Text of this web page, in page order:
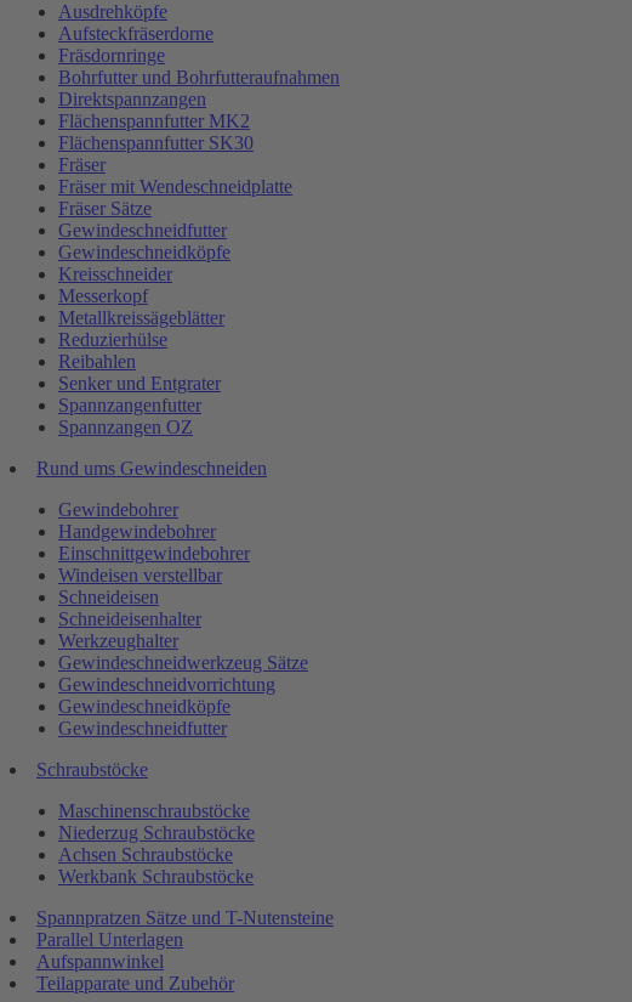
Ausdrehköpfe
Aufsteckfräserdorne
Fräsdornringe
Bohrfutter und Bohrfutteraufnahmen
Direktspannzangen
Flächenspannfutter MK2
Flächenspannfutter SK30
Fräser
Fräser mit Wendeschneidplatte
Fräser Sätze
Gewindeschneidfutter
Gewindeschneidköpfe
Kreisschneider
Messerkopf
Metallkreissägeblätter
Reduzierhülse
Reibahlen
Senker und Entgrater
Spannzangenfutter
Spannzangen OZ
Rund ums Gewindeschneiden
Gewindebohrer
Handgewindebohrer
Einschnittgewindebohrer
Windeisen verstellbar
Schneideisen
Schneideisenhalter
Werkzeughalter
Gewindeschneidwerkzeug Sätze
Gewindeschneidvorrichtung
Gewindeschneidköpfe
Gewindeschneidfutter
Schraubstöcke
Maschinenschraubstöcke
Niederzug Schraubstöcke
Achsen Schraubstöcke
Werkbank Schraubstöcke
Spannpratzen Sätze und T-Nutensteine
Parallel Unterlagen
Aufspannwinkel
Teilapparate und Zubehör